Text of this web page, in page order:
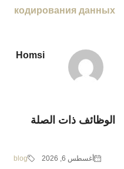
кодирования данных
Homsi
الوظائف ذات الصلة
أغسطس 6, 2026 blog